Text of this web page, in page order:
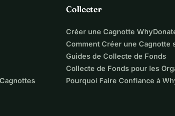
Collecter
Créer une Cagnotte
Comment Créer une Cagnotte
Guides de Collecte de Fonds
Collecte de Fonds pour les
Pourquoi Faire Confiance à